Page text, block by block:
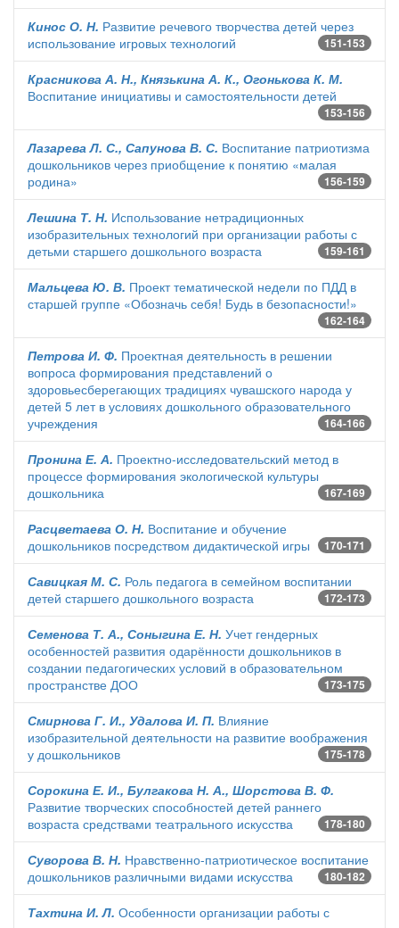
Кинос О. Н. Развитие речевого творчества детей через
использование игровых технологий
151-153
Красникова А. Н., Князькина А. К., Огонькова К. М.
Воспитание инициативы и самостоятельности детей
153-156
Лазарева Л. С., Сапунова В. С. Воспитание патриотизма
дошкольников через приобщение к понятию «малая
родина»
156-159
Лешина Т. Н. Использование нетрадиционных
изобразительных технологий при организации работы с
детьми старшего дошкольного возраста
159-161
Мальцева Ю. В. Проект тематической недели по ПДД в
старшей группе «Обозначь себя! Будь в безопасности!»
162-164
Петрова И. Ф. Проектная деятельность в решении
вопроса формирования представлений о
здоровьесберегающих традициях чувашского народа у
детей 5 лет в условиях дошкольного образовательного
учреждения
164-166
Пронина Е. А. Проектно-исследовательский метод в
процессе формирования экологической культуры
дошкольника
167-169
Расцветаева О. Н. Воспитание и обучение
дошкольников посредством дидактической игры
170-171
Савицкая М. С. Роль педагога в семейном воспитании
детей старшего дошкольного возраста
172-173
Семенова Т. А., Соныгина Е. Н. Учет гендерных
особенностей развития одарённости дошкольников в
создании педагогических условий в образовательном
пространстве ДОО
173-175
Смирнова Г. И., Удалова И. П. Влияние
изобразительной деятельности на развитие воображения
у дошкольников
175-178
Сорокина Е. И., Булгакова Н. А., Шорстова В. Ф.
Развитие творческих способностей детей раннего
возраста средствами театрального искусства
178-180
Суворова В. Н. Нравственно-патриотическое воспитание
дошкольников различными видами искусства
180-182
Тахтина И. Л. Особенности организации работы с